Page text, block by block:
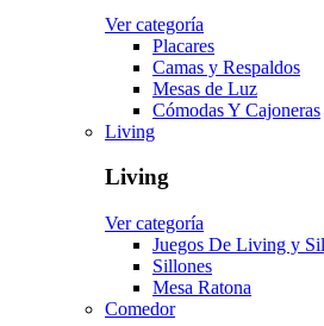
Ver categoría
Placares
Camas y Respaldos
Mesas de Luz
Cómodas Y Cajoneras
Living
Living
Ver categoría
Juegos De Living y
Sillones
Mesa Ratona
Comedor